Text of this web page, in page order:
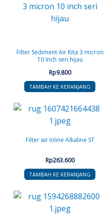
Filter Sediment Air Kita 3 micron
10 Inch seri hijau
Rp9.800
TAMBAH KE KERANJANG
Filter air Inline Alkaline ST
Rp263.600
TAMBAH KE KERANJANG